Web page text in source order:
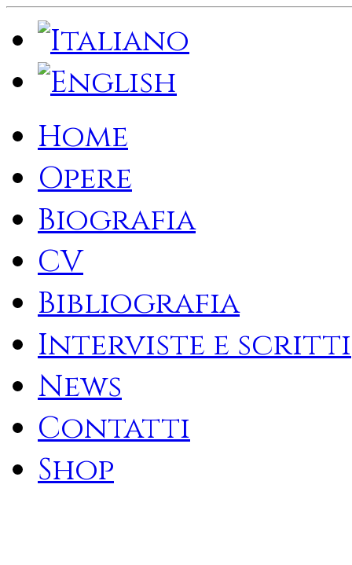
Home
Opere
Biografia
CV
Bibliografia
Interviste e scritti
News
Contatti
Shop